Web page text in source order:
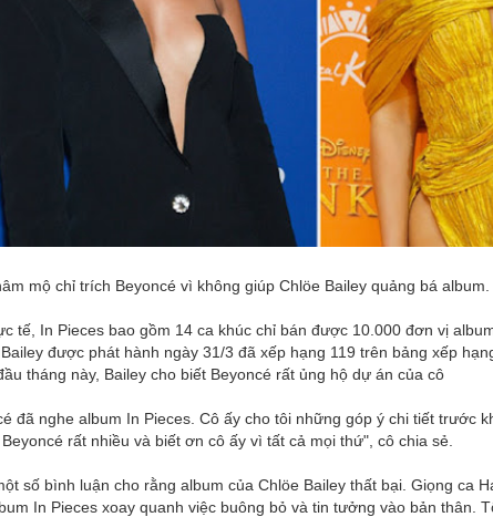
mộ chỉ trích Beyoncé vì không giúp Chlöe Bailey quảng bá album.
tế, In Pieces bao gồm 14 ca khúc chỉ bán được 10.000 đơn vị
được phát hành ngày 31/3 đã xếp hạng 119 trên bảng xếp
tháng này, Bailey cho biết Beyoncé rất ủng hộ dự án của cô
đã nghe album In Pieces. Cô ấy cho tôi những góp ý chi tiết trước
rất nhiều và biết ơn cô ấy vì tất cả mọi thứ", cô chia sẻ.
số bình luận cho rằng album của Chlöe Bailey thất bại. Giọng ca
In Pieces xoay quanh việc buông bỏ và tin tưởng vào bản thân.